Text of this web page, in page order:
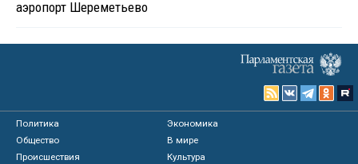
аэропорт Шереметьево
Политика
Экономика
Общество
В мире
Происшествия
Культура